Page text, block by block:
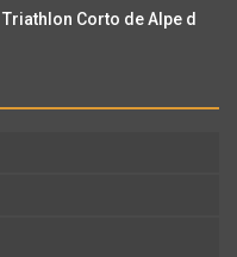
Corto de Alpe d